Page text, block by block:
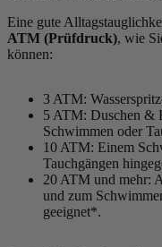
Eine gute
ATM (Prüfdruck), wie
können:
3 ATM:
5 ATM: Duschen &
Schwimmen oder
10 ATM: Einem
Tauchgängen
20 ATM und mehr:
und zum
geeignet*.